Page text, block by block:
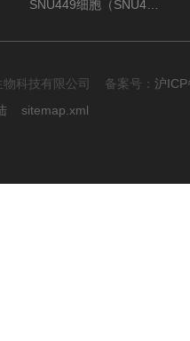
物科技有限公司 备案号： 沪
sitemap.xml